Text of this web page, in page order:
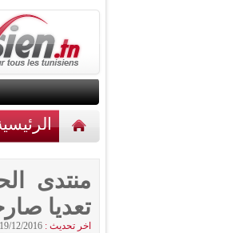
منتدى
تعديا
اخر تحديث : 19/12/2016